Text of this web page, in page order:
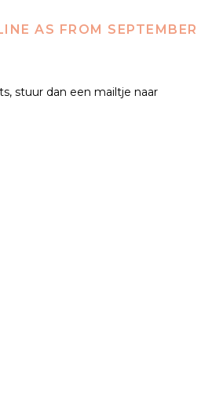
AS FROM SEPTEMBER
stuur dan een mailtje naar